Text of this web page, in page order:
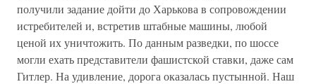
получили задание дойти до Харькова в сопровождении
истребителей и, встретив штабные машины, любой
ценой их уничтожить. По данным разведки, по шоссе
могли ехать представители фашистской ставки, даже сам
Гитлер. На удивление, дорога оказалась пустынной. Наш